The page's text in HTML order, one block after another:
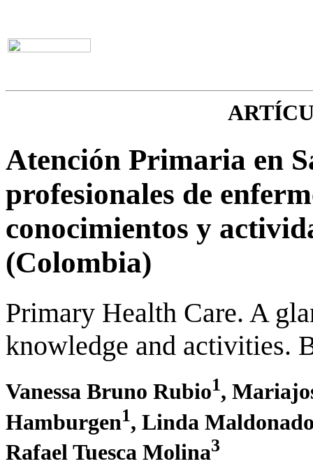
Atención Primaria en
profesionales de
conocimientos y
(Colombia)
Primary Health Care. A
knowledge and activities.
Vanessa Bruno Rubio1,
Hamburgen1, Linda
Rafael Tuesca Molina3